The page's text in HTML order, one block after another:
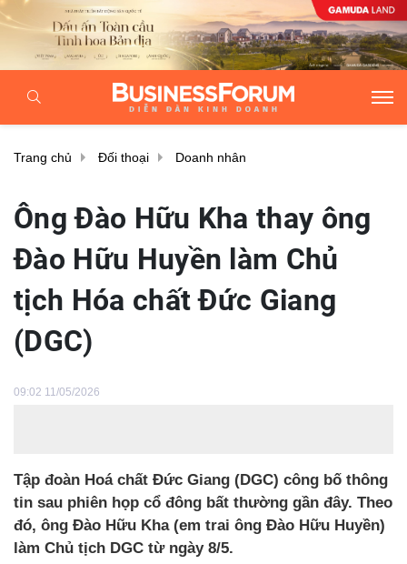
Trang chủ Đối thoại Doanh nhân
Ông Đào Hữu Kha thay ông
Đào Hữu Huyền làm Chủ
tịch Hóa chất Đức Giang
(DGC)
09:02 11/05/2026
Tập đoàn Hoá chất Đức Giang (DGC) công bố thông
tin sau phiên họp cổ đông bất thường gần đây. Theo
đó, ông Đào Hữu Kha (em trai ông Đào Hữu Huyền)
làm Chủ tịch DGC từ ngày 8/5.